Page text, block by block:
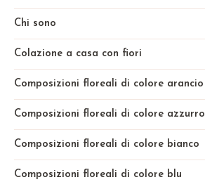
Chi sono
Colazione a casa con fiori
Composizioni floreali di colore arancio
Composizioni floreali di colore azzurro
Composizioni floreali di colore bianco
Composizioni floreali di colore blu